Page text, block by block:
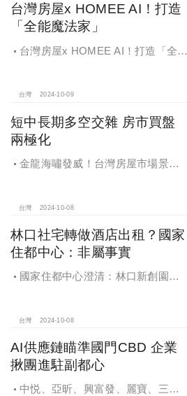
台灣房屋x HOMEE AI！打造
「全能魔法家」
台灣房屋x HOMEE AI！打造「全能
台灣 2024-10-09
短中長期多空交雜 房市買盤
兩極化
金龍海嘯發威！台灣房屋市場景氣
望全壘打
台灣 2024-10-08
林口社宅轉做酒店出租？國家
住都中心：非屬事實
國家住都中心澄清：林口新創園秉
台灣 2024-10-08
AI供應鏈瞄準國門CBD 企業
揪團進駐副都心
中悦、亞昕、興富發、麗寶、三發